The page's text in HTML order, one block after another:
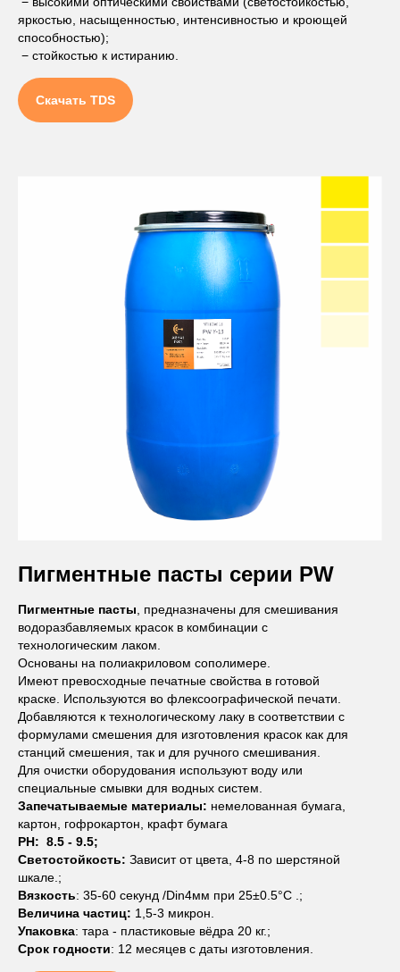
яркостью, насыщенностью, интенсивностью и кроющей
способностью);
− стойкостью к истиранию.
Скачать TDS
Пигментные пасты серии PW
Пигментные пасты , предназначены для смешивания
водоразбавляемых красок в комбинации с
технологическим лаком.
Основаны на полиакриловом сополимере.
Имеют превосходные печатные свойства в готовой
краске. Используются во флексоографической печати.
Добавляются к технологическому лаку в соответствии с
формулами смешения для изготовления красок как для
станций смешения, так и для ручного смешивания.
Для очистки оборудования используют воду или
специальные смывки для водных систем.
Запечатываемые материалы: немелованная бумага,
картон, гофрокартон, крафт бумага
PH: 8.5 - 9.5;
Светостойкость: Зависит от цвета, 4-8 по шерстяной
шкале.;
Вязкость: 35-60 секунд /Din4мм при 25±0.5°C .;
Величина частиц: 1,5-3 микрон.
Упаковка: тара - пластиковые вёдра 20 кг.;
Срок годности: 12 месяцев с даты изготовления.